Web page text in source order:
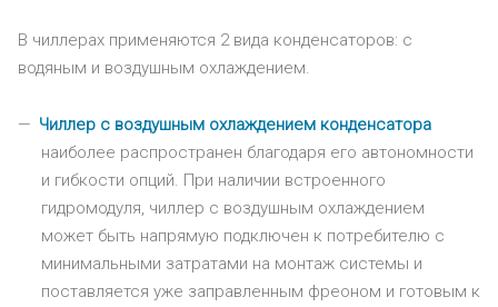
В чиллерах применяются 2 вида конденсаторов: с
водяным и воздушным охлаждением.
Чиллер с воздушным охлаждением конденсатора
наиболее распространен благодаря его автономности
и гибкости опций. При наличии встроенного
гидромодуля, чиллер с воздушным охлаждением
может быть напрямую подключен к потребителю с
минимальными затратами на монтаж системы и
поставляется уже заправленным фреоном и готовым к